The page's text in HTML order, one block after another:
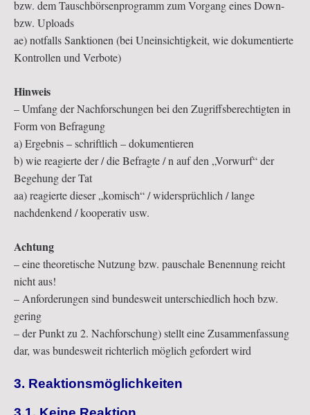
bzw. dem Tauschbörsenprogramm zum Vorgang eines Down-
bzw. Uploads
ae) notfalls Sanktionen (bei Uneinsichtigkeit, wie dokumentierte
Kontrollen und Verbote)
Hinweis
– Umfang der Nachforschungen bei den Zugriffsberechtigten in
Form von Befragung
a) Ergebnis – schriftlich – dokumentieren
b) wie reagierte der / die Befragte / n auf den „Vorwurf“ der
Begehung der Tat
aa) reagierte dieser „komisch“ / widersprüchlich / lange
nachdenkend / kooperativ usw.
Achtung
– eine theoretische Nutzung bzw. pauschale Benennung reicht
nicht aus!
– Anforderungen sind bundesweit unterschiedlich hoch bzw.
gering
– der Punkt zu 2. Nachforschung) stellt eine Zusammenfassung
dar, was bundesweit richterlich möglich gefordert wird
3. Reaktionsmöglichkeiten